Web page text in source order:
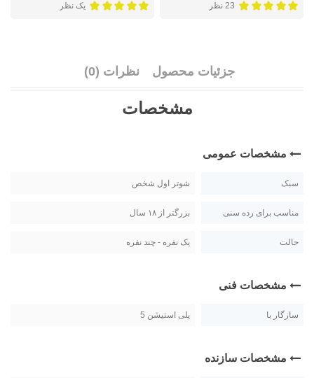
23 نظر یک نظر
جزئیات محصول نظرات (0)
مشخصات
مشخصات عمومی
سبک شوتر اول شخص
مناسب برای رده سنی بزرگتر از ۱۸ سال
حالت یک نفره - چند نفره
مشخصات فنی
سازگار با پلی استیشن 5
مشخصات سازنده